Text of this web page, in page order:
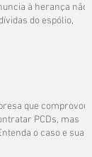
à herança não
do espólio,
que comprovou
PCDs, mas
o caso e suas